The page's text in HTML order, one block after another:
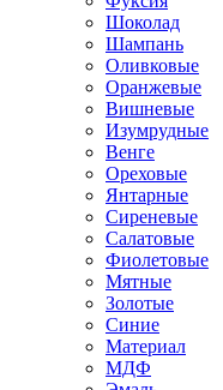
Шоколад
Шампань
Оливковые
Оранжевые
Вишневые
Изумрудные
Венге
Ореховые
Янтарные
Сиреневые
Салатовые
Фиолетовые
Мятные
Золотые
Синие
Материал
МДФ